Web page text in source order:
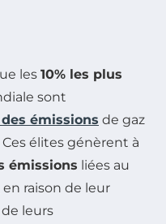
les 10% les plus
sont
émissions de gaz
élites génèrent à
émissions liées au
en raison de leur
leurs